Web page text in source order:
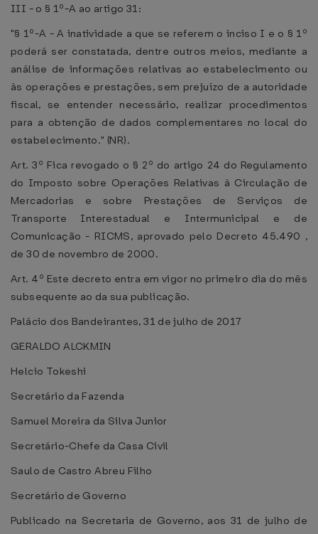
III - o § 1º-A ao artigo 31:
"§ 1º-A - A inatividade a que se referem o inciso I e o § 1º
poderá ser constatada, dentre outros meios, mediante a
análise de informações relativas ao estabelecimento ou
às operações e prestações, sem prejuízo de a autoridade
fiscal, se entender necessário, realizar procedimentos
para a obtenção de dados complementares no local do
estabelecimento." (NR).
Art. 3º Fica revogado o § 2º do artigo 24 do Regulamento
do Imposto sobre Operações Relativas à Circulação de
Mercadorias e sobre Prestações de Serviços de
Transporte Interestadual e Intermunicipal e de
Comunicação - RICMS, aprovado pelo Decreto 45.490 ,
de 30 de novembro de 2000.
Art. 4º Este decreto entra em vigor no primeiro dia do mês
subsequente ao da sua publicação.
Palácio dos Bandeirantes, 31 de julho de 2017
GERALDO ALCKMIN
Helcio Tokeshi
Secretário da Fazenda
Samuel Moreira da Silva Junior
Secretário-Chefe da Casa Civil
Saulo de Castro Abreu Filho
Secretário de Governo
Publicado na Secretaria de Governo, aos 31 de julho de